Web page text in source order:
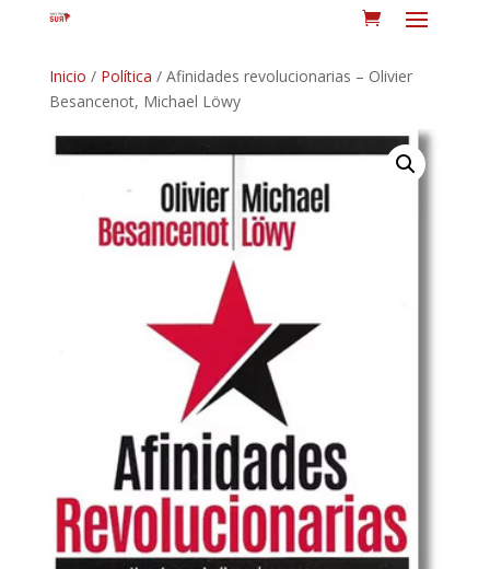
Inicio / Política / Afinidades revolucionarias – Olivier
Besancenot, Michael Löwy